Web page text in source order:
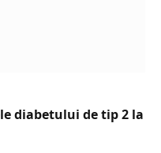
diabetului de tip 2 la